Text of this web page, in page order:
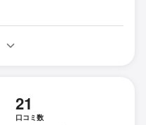
21
口コミ数